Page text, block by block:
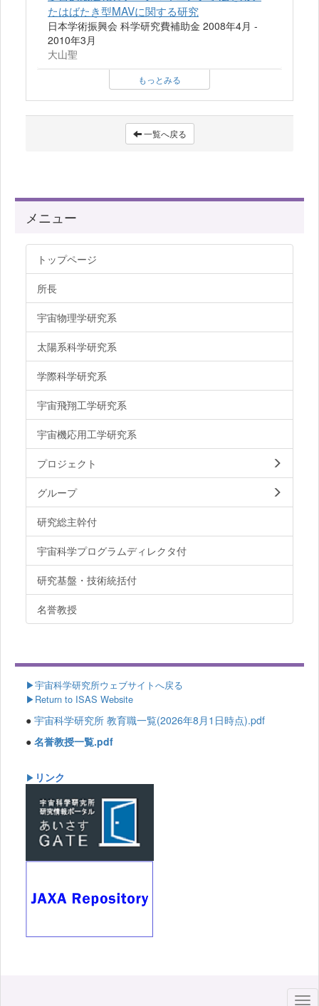
たはばたき型MAVに関する研究
日本学術振興会 科学研究費補助金 2008年4月 -
2010年3月
大山聖
もっとみる
一覧へ戻る
メニュー
トップページ
所長
宇宙物理学研究系
太陽系科学研究系
学際科学研究系
宇宙飛翔工学研究系
宇宙機応用工学研究系
プロジェクト
グループ
研究総主幹付
宇宙科学プログラムディレクタ付
研究基盤・技術統括付
名誉教授
▶宇宙科学研究所ウェブサイトへ戻る
▶Return to ISAS Website
● 宇宙科学研究所 教育職一覧(2026年8月1日時点).pdf
● 名誉教授一覧.pdf
▶ リンク